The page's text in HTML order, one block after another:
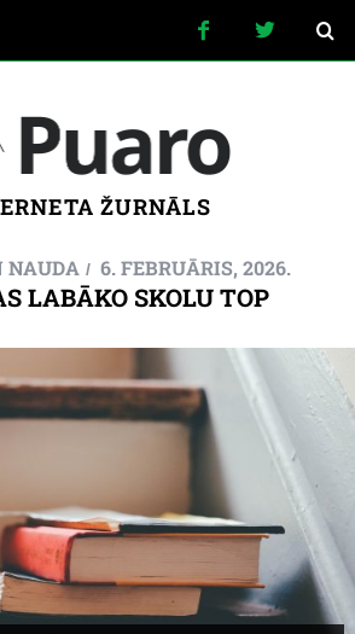
ŽURNĀLS
NAUDA 6. FEBRUĀRIS, 2026.
LABĀKO SKOLU TOP